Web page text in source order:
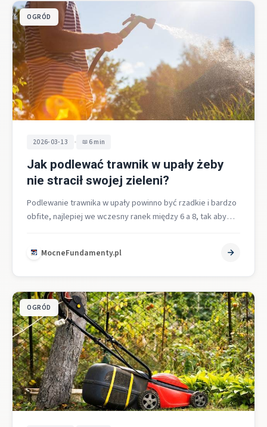
OGRÓD
2026-03-13 • 6 min
Jak podlewać trawnik w upały żeby
nie stracił swojej zieleni?
Podlewanie trawnika w upały powinno być rzadkie i bardzo
obfite, najlepiej we wczesny ranek między 6 a 8, tak aby…
MocneFundamenty.pl
OGRÓD